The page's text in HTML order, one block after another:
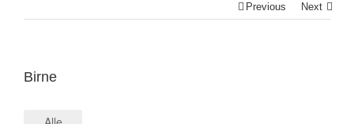
Previous Next
Birne